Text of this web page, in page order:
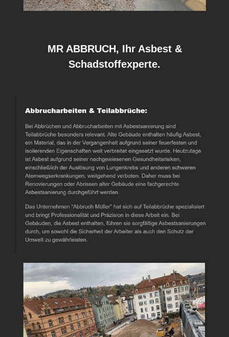
MR ABBRUCH, Ihr Asbest &
Schadstoffexperte.